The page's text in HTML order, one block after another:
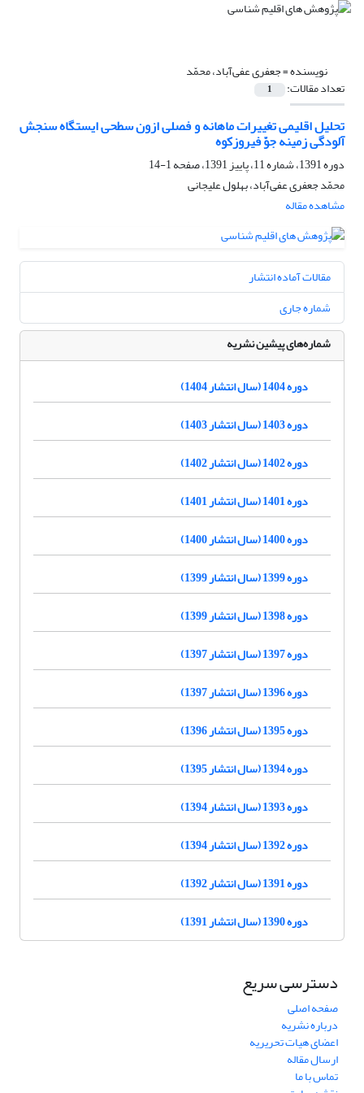
نویسنده =جعفری ‌عفی‌آباد، محمّد
تعداد مقالات: 1
تحلیل اقلیمی تغییرات ماهانه و فصلی ازون سطحی ایستگاه سنجش
آلودگی زمینه جوّ فیروزکوه
دوره 1391، شماره 11، پاییز 1391، صفحه
1-14
محمّد جعفری ‌عفی‌آباد، بهلول علیجانی
مشاهده مقاله
مقالات آماده انتشار
شماره جاری
شماره‌های پیشین نشریه
دوره 1404 (سال انتشار 1404)
دوره 1403 (سال انتشار 1403)
دوره 1402 (سال انتشار 1402)
دوره 1401 (سال انتشار 1401)
دوره 1400 (سال انتشار 1400)
دوره 1399 (سال انتشار 1399)
دوره 1398 (سال انتشار 1399)
دوره 1397 (سال انتشار 1397)
دوره 1396 (سال انتشار 1397)
دوره 1395 (سال انتشار 1396)
دوره 1394 (سال انتشار 1395)
دوره 1393 (سال انتشار 1394)
دوره 1392 (سال انتشار 1394)
دوره 1391 (سال انتشار 1392)
دوره 1390 (سال انتشار 1391)
دسترسی سریع
صفحه اصلی
درباره نشریه
اعضای هیات تحریریه
ارسال مقاله
تماس با ما